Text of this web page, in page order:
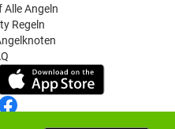
Alle Angeln
Regeln